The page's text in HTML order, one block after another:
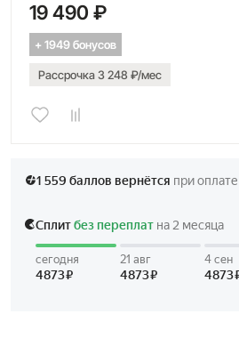
19 490 ₽
+ 1949 бонусов
Рассрочка 3 248 ₽/мес